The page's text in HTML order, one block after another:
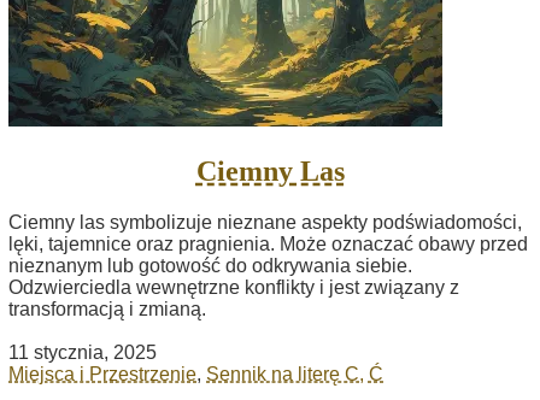
Ciemny Las
Ciemny las symbolizuje nieznane aspekty podświadomości,
lęki, tajemnice oraz pragnienia. Może oznaczać obawy przed
nieznanym lub gotowość do odkrywania siebie.
Odzwierciedla wewnętrzne konflikty i jest związany z
transformacją i zmianą.
11 stycznia, 2025
Miejsca i Przestrzenie, Sennik na literę C, Ć